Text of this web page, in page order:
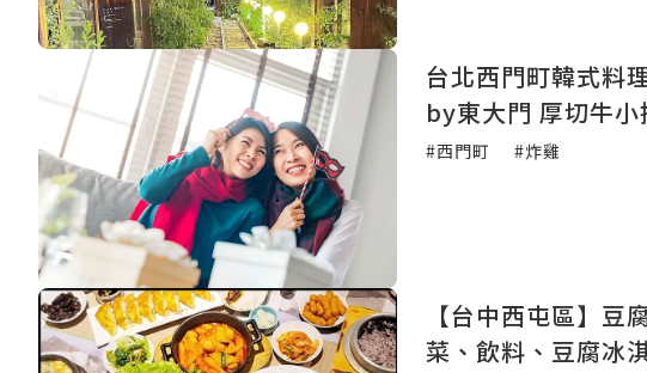
台北西門町韓式料
by東大門 厚切牛
#西門町 #炸雞
【台中西屯區】
菜、飲料、豆腐冰